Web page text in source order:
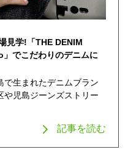
見学!「THE DENIM
でこだわりのデニムに
で生まれたデニムブラン
や児島ジーンズストリー
記事を読む